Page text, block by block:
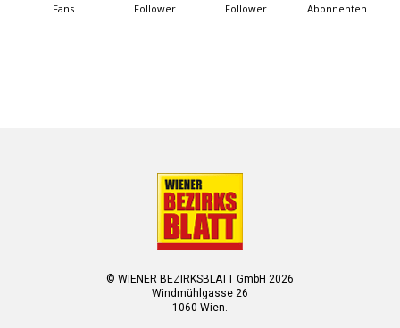
Fans Follower Follower Abonnenten
© WIENER BEZIRKSBLATT GmbH 2026
Windmühlgasse 26
1060 Wien.